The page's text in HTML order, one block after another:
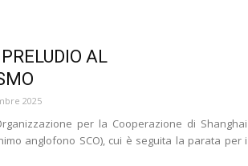
Rivista
AL
2025
per la Cooperazione di Shanghai
anglofono SCO), cui è seguita la parata per i